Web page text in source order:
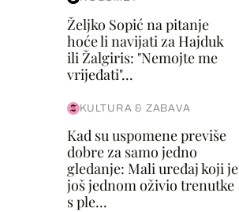
Željko Sopić na pitanje
hoće li navijati za Hajduk
ili Žalgiris: "Nemojte me
vrijeđati"...
KULTURA & ZABAVA
Kad su uspomene previše
dobre za samo jedno
gledanje: Mali uređaj koji je
još jednom oživio trenutke
s ple...